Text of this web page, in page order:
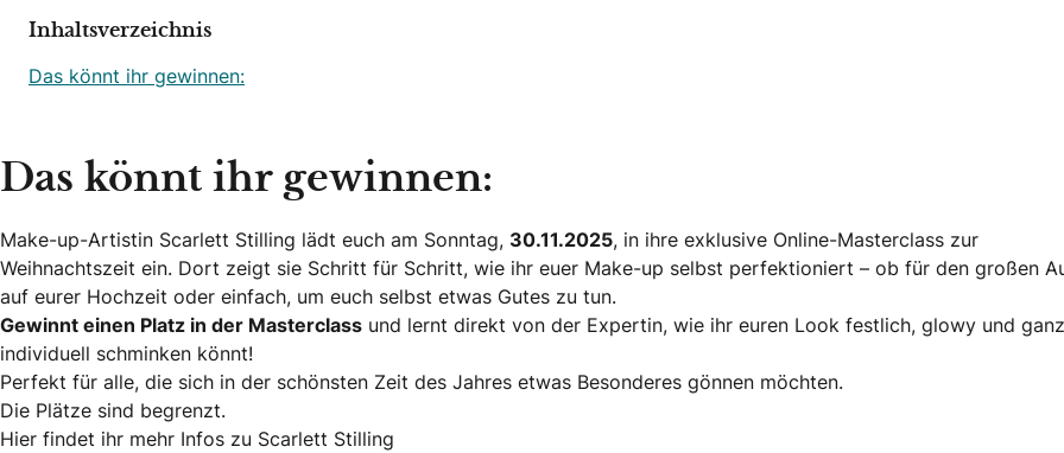
Inhaltsverzeichnis
Das könnt ihr gewinnen:
Das könnt ihr gewinnen:
Make-up-Artistin Scarlett Stilling lädt euch am Sonntag, 30.11.2025, in ihre exklusive Online-Masterclass zur
Weihnachtszeit ein. Dort zeigt sie Schritt für Schritt, wie ihr euer Make-up selbst perfektioniert – ob für den großen
auf eurer Hochzeit oder einfach, um euch selbst etwas Gutes zu tun.
Gewinnt einen Platz in der Masterclass und lernt direkt von der Expertin, wie ihr euren Look festlich, glowy und ganz
individuell schminken könnt!
Perfekt für alle, die sich in der schönsten Zeit des Jahres etwas Besonderes gönnen möchten.
Die Plätze sind begrenzt.
Hier findet ihr mehr Infos zu Scarlett Stilling